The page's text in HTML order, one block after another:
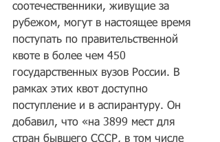
соотечественники, живущие за
рубежом, могут в настоящее время
поступать по правительственной
квоте в более чем 450
государственных вузов России. В
рамках этих квот доступно
поступление и в аспирантуру. Он
добавил, что «на 3899 мест для
стран бывшего СССР, в том числе